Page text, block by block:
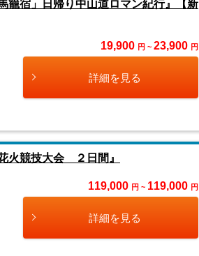
籠宿」日帰り中山道ロマン紀行』【新
19,900 円 ~ 23,900 円
詳細を見る
火競技大会 ２日間』
119,000 円 ~ 119,000 円
詳細を見る